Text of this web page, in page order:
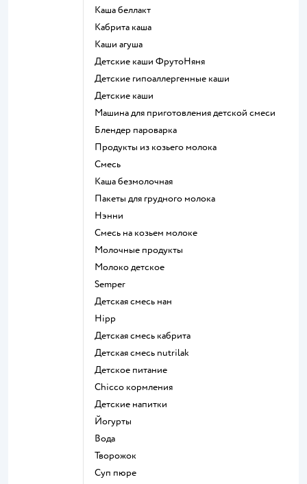
каша беллакт
кабрита каша
каши агуша
Детские каши ФрутоНяня
Детские гипоаллергенные каши
детские каши
машина для приготовления детской смеси
блендер пароварка
продукты из козьего молока
смесь
каша безмолочная
пакеты для грудного молока
нэнни
смесь на козьем молоке
молочные продукты
молоко детское
semper
детская смесь нан
hipp
детская смесь кабрита
детская смесь nutrilak
детское питание
chicco кормления
детские напитки
йогурты
Вода
творожок
суп пюре